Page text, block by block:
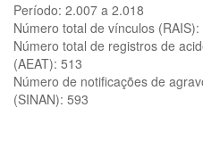
Período: 2.007 a 2.018
Número total de vínculos (RAIS):
Número total de registros de
(AEAT): 513
Número de notificações de
(SINAN): 593